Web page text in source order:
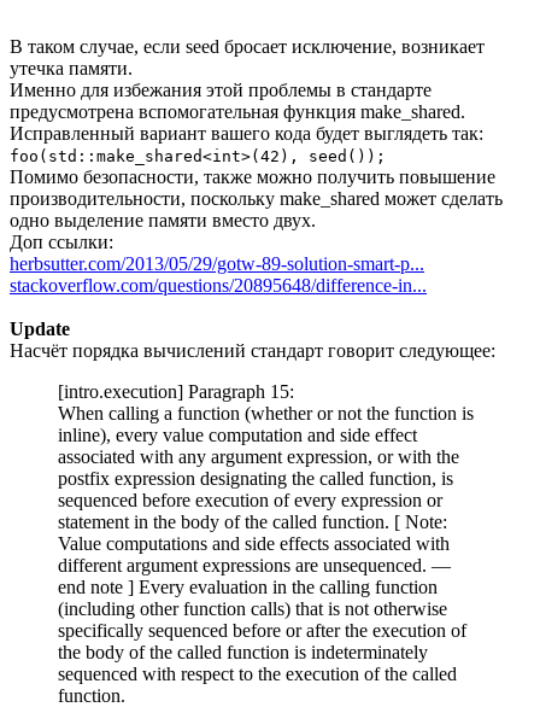
В таком случае, если seed бросает исключение, возникает
утечка памяти.
Именно для избежания этой проблемы в стандарте
предусмотрена вспомогательная функция make_shared.
Исправленный вариант вашего кода будет выглядеть так:
foo(std::make_shared<int>(42), seed());
Помимо безопасности, также можно получить повышение
производительности, поскольку make_shared может сделать
одно выделение памяти вместо двух.
Доп ссылки:
herbsutter.com/2013/05/29/gotw-89-solution-smart-p...
stackoverflow.com/questions/20895648/difference-in...
Update
Насчёт порядка вычислений стандарт говорит следующее:
[intro.execution] Paragraph 15:
When calling a function (whether or not the function is
inline), every value computation and side effect
associated with any argument expression, or with the
postfix expression designating the called function, is
sequenced before execution of every expression or
statement in the body of the called function. [ Note:
Value computations and side effects associated with
different argument expressions are unsequenced. —
end note ] Every evaluation in the calling function
(including other function calls) that is not otherwise
specifically sequenced before or after the execution of
the body of the called function is indeterminately
sequenced with respect to the execution of the called
function.